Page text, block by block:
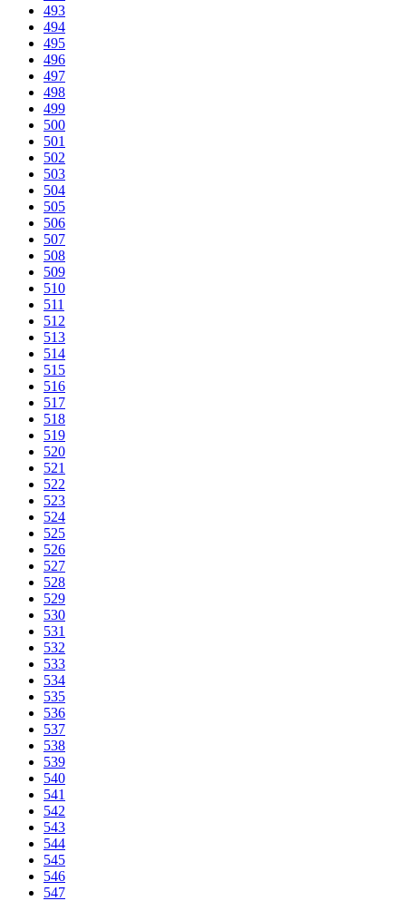
493
494
495
496
497
498
499
500
501
502
503
504
505
506
507
508
509
510
511
512
513
514
515
516
517
518
519
520
521
522
523
524
525
526
527
528
529
530
531
532
533
534
535
536
537
538
539
540
541
542
543
544
545
546
547